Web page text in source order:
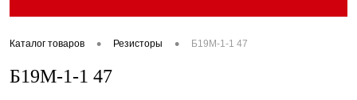
Каталог товаров • Резисторы • Б19М-1-1 47
Б19М-1-1 47